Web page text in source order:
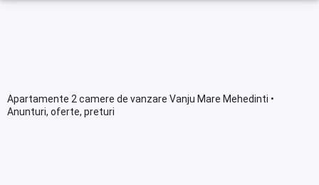
Apartamente 2 camere de vanzare Vanju Mare Mehedinti •
Anunturi, oferte, preturi